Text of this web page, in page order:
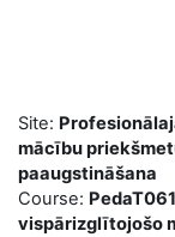
Site:
mācību
paaugstināšana
Course:
vispārizglītojošo